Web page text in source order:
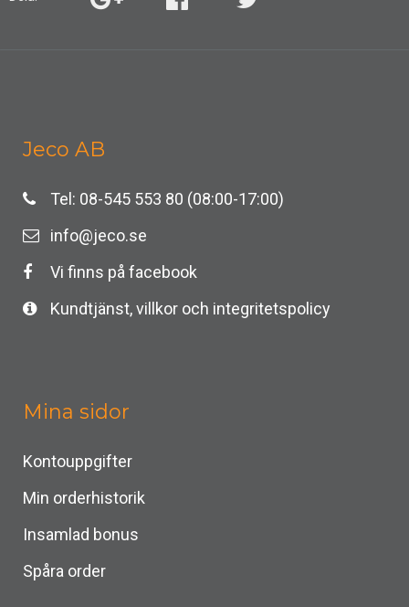
Jeco AB
Tel: 08-545 553 80 (08:00-17:00)
info@jeco.se
Vi finns på facebook
Kundtjänst, villkor och integritetspolicy
Mina sidor
Kontouppgifter
Min orderhistorik
Insamlad bonus
Spåra order